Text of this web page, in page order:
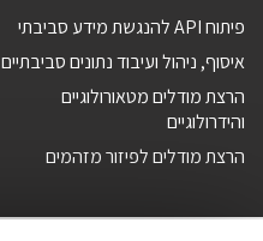
פיתוח API להנגשת מידע סביבתי
איסוף, ניהול ועיבוד נתונים סביבתיים
הרצת מודלים מטאורולוגיים
והידרולוגיים
הרצת מודלים לפיזור מזהמים